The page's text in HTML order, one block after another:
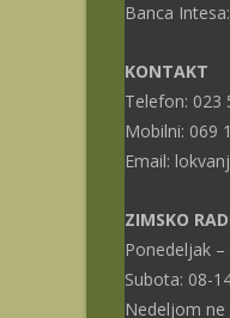
Banca
KONTAKT
Telefon: 023
Mobilni: 069
Email:
ZIMSKO
Ponedeljak
Subota: 08-
Nedeljom